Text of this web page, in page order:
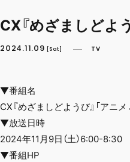
CX『めざましどよ
2024.11.09 [Sat] TV
▼番組名
CX『めざましどようび』「アニメ
▼放送日時
2024年11月9日（土）6:00-8:30
▼番組HP